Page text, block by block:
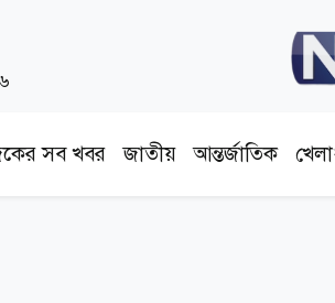
সব খবর জাতীয় আন্তর্জাতিক